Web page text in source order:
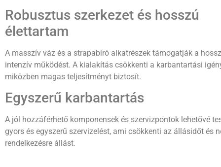
Robusztus szerkezet és hosszú
élettartam
A masszív váz és a strapabíró alkatrészek támogatják a
intenzív működést. A kialakítás csökkenti a karbantartási
miközben magas teljesítményt biztosít.
Egyszerű karbantartás
A jól hozzáférhető komponensek és szervizpontok lehetővé
gyors és egyszerű szervizelést, ami csökkenti az állásidőt és
rendelkezésre állást.